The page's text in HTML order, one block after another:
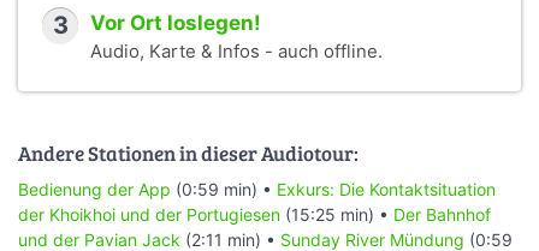
3 Vor Ort loslegen!
Audio, Karte & Infos - auch offline.
Andere Stationen in dieser Audiotour:
Bedienung der App (0:59 min) • Exkurs: Die Kontaktsituation
der Khoikhoi und der Portugiesen (15:25 min) • Der Bahnhof
und der Pavian Jack (2:11 min) • Sunday River Mündung (0:59